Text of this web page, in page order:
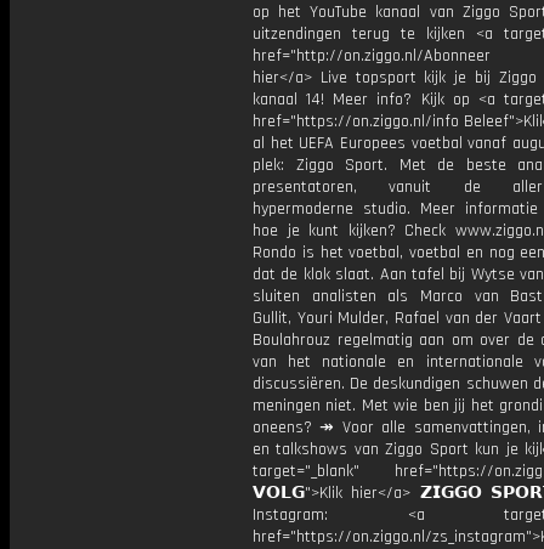
op het YouTube kanaal van Ziggo
uitzendingen terug te kijken <a
href="http://on.ziggo.nl/
hier</a> Live topsport kijk je bij
kanaal 14! Meer info? Kijk op <a
href="https://on.ziggo.nl/info
al het UEFA Europees voetbal vanaf
plek: Ziggo Sport. Met de beste
presentatoren, vanuit de
hypermoderne studio. Meer
hoe je kunt kijken? Check
Rondo is het voetbal, voetbal en nog
dat de klok slaat. Aan tafel bij Wytse
sluiten analisten als Marco van
Gullit, Youri Mulder, Rafael van der
Boulahrouz regelmatig aan om over de
van het nationale en internationale
discussiëren. De deskundigen schuwen
meningen niet. Met wie ben jij het
oneens? ↠ Voor alle samenvattingen,
en talkshows van Ziggo Sport kun je
target="_blank" href="https://
𝗩𝗢𝗟𝗚">Klik hier</a> 𝗭𝗜𝗚𝗚𝗢
Instagram: <a
href="https://on.ziggo.nl/